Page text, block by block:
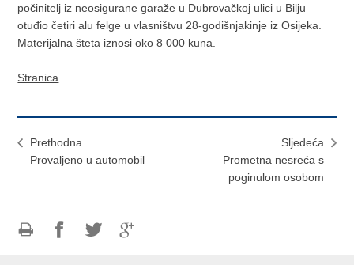
počinitelj iz neosigurane garaže u Dubrovačkoj ulici u Bilju
otuđio četiri alu felge u vlasništvu 28-godišnjakinje iz Osijeka.
Materijalna šteta iznosi oko 8 000 kuna.
Stranica
Prethodna
Provaljeno u automobil
Sljedeća
Prometna nesreća s
poginulom osobom